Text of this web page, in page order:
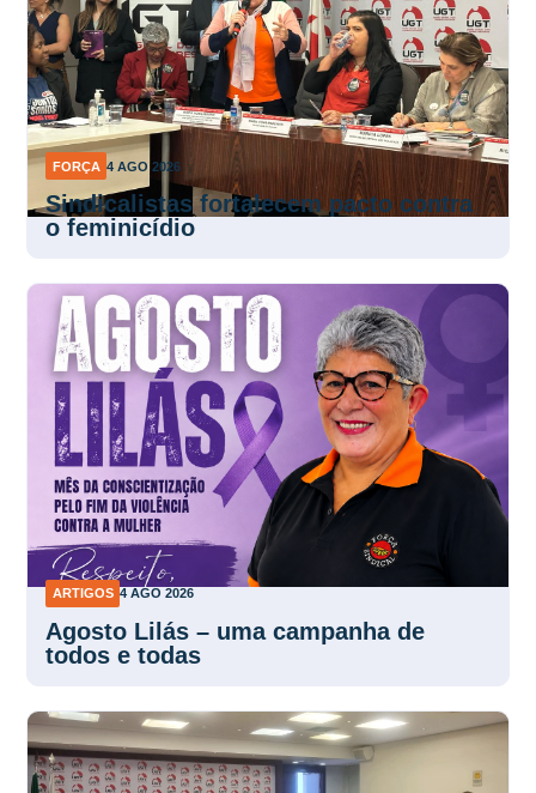
FORÇA 4 AGO 2026
Sindicalistas fortalecem pacto contra
o feminicídio
ARTIGOS 4 AGO 2026
Agosto Lilás – uma campanha de
todos e todas